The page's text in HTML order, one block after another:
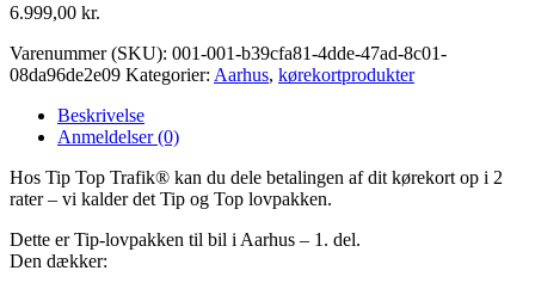
6.999,00 kr.
Varenummer (SKU): 001-001-b39cfa81-4dde-47ad-8c01-
08da96de2e09 Kategorier: Aarhus, kørekortprodukter
Beskrivelse
Anmeldelser (0)
Hos Tip Top Trafik® kan du dele betalingen af dit kørekort op i 2
rater – vi kalder det Tip og Top lovpakken.
Dette er Tip-lovpakken til bil i Aarhus – 1. del.
Den dækker: